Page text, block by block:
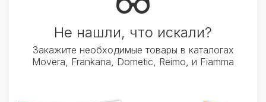
Не нашли, что искали?
Закажите необходимые товары в каталогах
Movera, Frankana, Dometic, Reimo, и Fiamma